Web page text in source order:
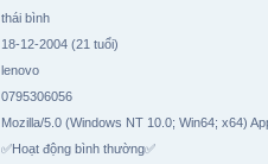
thái bình
18-12-2004 (21 tuổi)
lenovo
0795306056
Mozilla/5.0 (Windows NT 10.0; Win64; x64)
✅Hoạt động bình thường✅